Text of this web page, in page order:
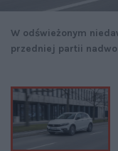
W odświeżonym
przedniej partii